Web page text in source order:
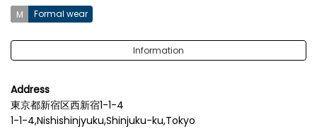
Formal wear
Information
Address
東京都新宿区西新宿1-1-4
1-1-4,Nishishinjyuku,Shinjuku-ku,Tokyo